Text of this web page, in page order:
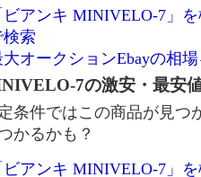
アンキ MINIVELO-7」
検索
オークションEbayの相
7の激安・最安
条件ではこの商品が見つ
かるかも？
アンキ MINIVELO-7」